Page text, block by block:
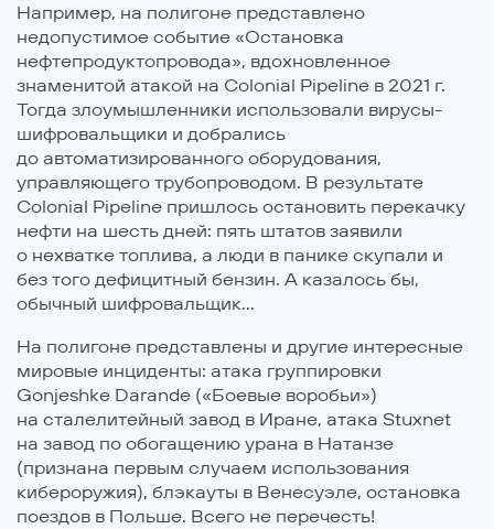
Например, на полигоне представлено
недопустимое событие «Остановка
нефтепродуктопровода», вдохновленное
знаменитой атакой на Colonial Pipeline в 2021 г.
Тогда злоумышленники использовали вирусы-
шифровальщики и добрались
до автоматизированного оборудования,
управляющего трубопроводом. В результате
Colonial Pipeline пришлось остановить перекачку
нефти на шесть дней: пять штатов заявили
о нехватке топлива, а люди в панике скупали и
без того дефицитный бензин. А казалось бы,
обычный шифровальщик...
На полигоне представлены и другие интересные
мировые инциденты: атака группировки
Gonjeshke Darande («Боевые воробьи»)
на сталелитейный завод в Иране, атака Stuxnet
на завод по обогащению урана в Натанзе
(признана первым случаем использования
кибероружия), блэкауты в Венесуэле, остановка
поездов в Польше. Всего не перечесть!